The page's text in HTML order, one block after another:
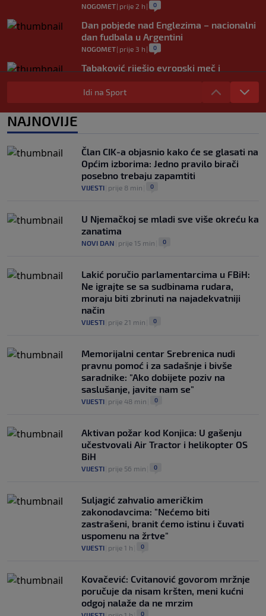
NOGOMET| prije 2 h | 0
Dan pobjede nad Englezima – nacionalni
dan fudbala u Argentini
NOGOMET| prije 3 h | 0
Tabaković riješio evropski meč i
Salzburgu donio pobjedu (VIDEO)
NOGOMET|6. aug.
Allah, Allah, Allah, Allah… Mohamed
Idi na Sport
NAJNOVIJE
Član CIK-a objasnio kako će se glasati na
Općim izborima: Jedno pravilo birači
posebno trebaju zapamtiti
VIJESTI prije 8 min 0
U Njemačkoj se mladi sve više okreću ka
zanatima
NOVI DAN prije 15 min 0
Lakić poručio parlamentarcima u FBiH:
Ne igrajte se sa sudbinama rudara,
moraju biti zbrinuti na najadekvatniji
način
VIJESTI prije 21 min 0
Memorijalni centar Srebrenica nudi
pravnu pomoć i za sadašnje i bivše
saradnike: "Ako dobijete poziv na
saslušanje, javite nam se"
VIJESTI prije 48 min 0
Aktivan požar kod Konjica: U gašenju
učestvovali Air Tractor i helikopter OS
BiH
VIJESTI prije 56 min 0
Suljagić zahvalio američkim
zakonodavcima: "Nećemo biti
zastrašeni, branit ćemo istinu i čuvati
uspomenu na žrtve"
VIJESTI prije 1 h 0
Kovačević: Cvitanović govorom mržnje
poručuje da nisam kršten, meni kućni
odgoj nalaže da ne mrzim
0